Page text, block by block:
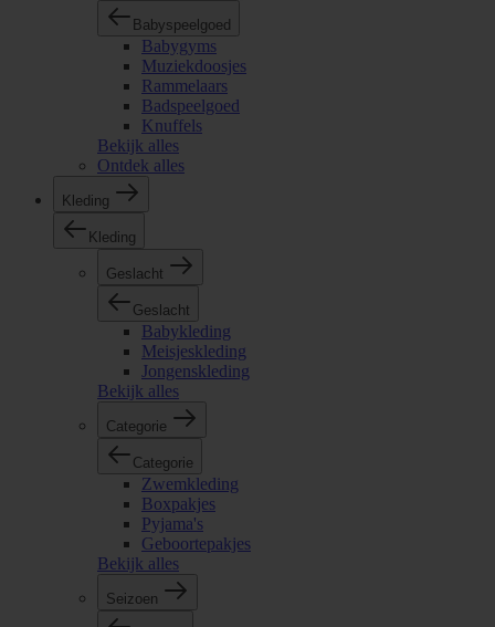
Babyspeelgoed
Babygyms
Muziekdoosjes
Rammelaars
Badspeelgoed
Knuffels
Bekijk alles
Ontdek alles
Kleding
Kleding
Geslacht
Geslacht
Babykleding
Meisjeskleding
Jongenskleding
Bekijk alles
Categorie
Categorie
Zwemkleding
Boxpakjes
Pyjama's
Geboortepakjes
Bekijk alles
Seizoen